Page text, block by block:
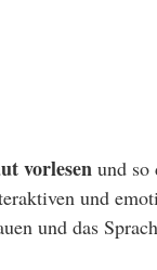
vorlesen und so
und
und das